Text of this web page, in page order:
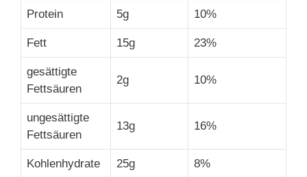
Protein 5g 10%
Fett 15g 23%
gesättigte
Fettsäuren
2g 10%
ungesättigte
Fettsäuren
13g 16%
Kohlenhydrate 25g 8%